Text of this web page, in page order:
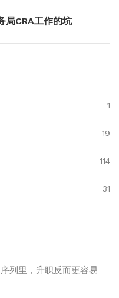
局CRA工作的坑
1
19
114
31
列里，升职反而更容易